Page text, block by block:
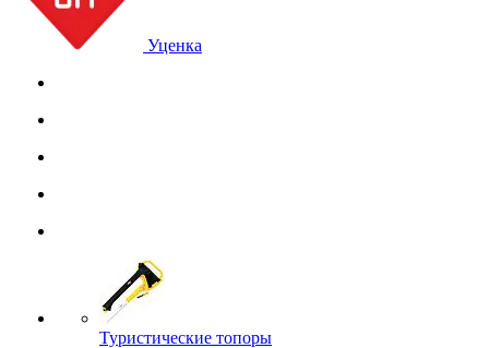
Уценка
Туристические топоры